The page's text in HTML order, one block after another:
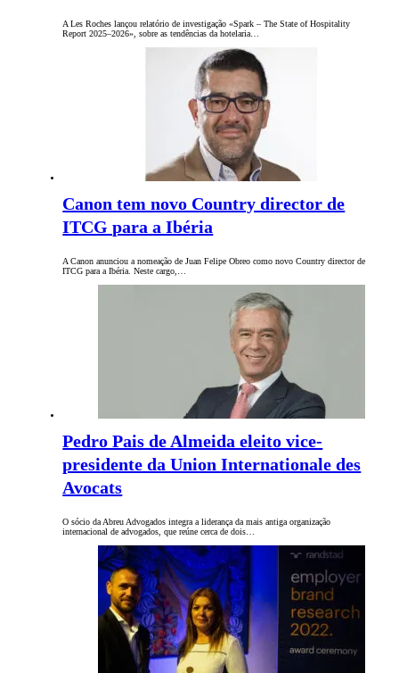
A Les Roches lançou relatório de investigação «Spark – The State of Hospitality
Report 2025–2026», sobre as tendências da hotelaria…
Canon tem novo Country director de
ITCG para a Ibéria
A Canon anunciou a nomeação de Juan Felipe Obreo como novo Country director de
ITCG para a Ibéria. Neste cargo,…
Pedro Pais de Almeida eleito vice-
presidente da Union Internationale des
Avocats
O sócio da Abreu Advogados integra a liderança da mais antiga organização
internacional de advogados, que reúne cerca de dois…